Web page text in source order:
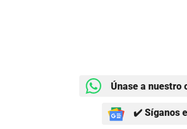
Únase a nuestro
✔️ Síganos